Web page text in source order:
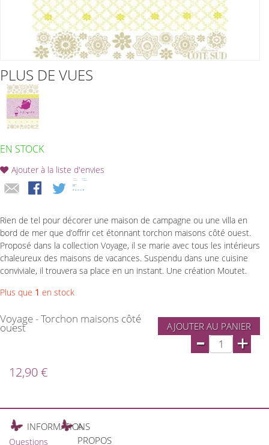
PLUS DE VUES
EN STOCK
Ajouter à la liste d'envies
Rien de tel pour décorer une maison de campagne ou une villa en
bord de mer que d’offrir cet étonnant torchon maisons côté ouest.
Proposé dans la collection Voyage, il se marie avec tous les intérieurs
chaleureux des maisons de vacances. Suspendu dans une cuisine
conviviale, il trouvera sa place en un instant. Une création Moutet.
Plus que 1 en stock
Voyage - Torchon maisons côté
ouest AJOUTER AU PANIER
- +
12,90 €
INFORMATIONS
Questions
A
PROPOS